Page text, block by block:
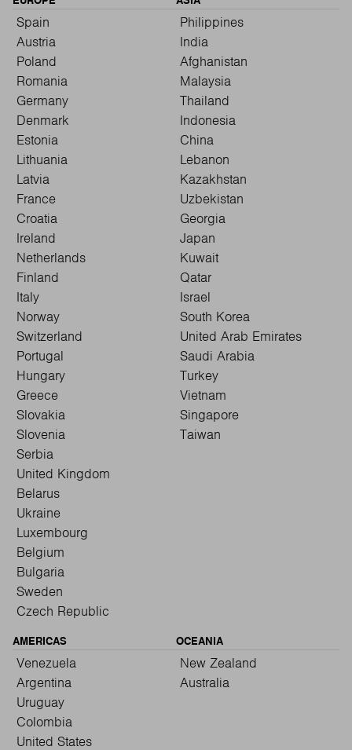
Spain
Austria
Poland
Romania
Germany
Denmark
Estonia
Lithuania
Latvia
France
Croatia
Ireland
Netherlands
Finland
Italy
Norway
Switzerland
Portugal
Hungary
Greece
Slovakia
Slovenia
Serbia
United Kingdom
Belarus
Ukraine
Luxembourg
Belgium
Bulgaria
Sweden
Czech Republic
Philippines
India
Afghanistan
Malaysia
Thailand
Indonesia
China
Lebanon
Kazakhstan
Uzbekistan
Georgia
Japan
Kuwait
Qatar
Israel
South Korea
United Arab Emirates
Saudi Arabia
Turkey
Vietnam
Singapore
Taiwan
AMERICAS
Venezuela
Argentina
Uruguay
Colombia
United States
OCEANIA
New Zealand
Australia